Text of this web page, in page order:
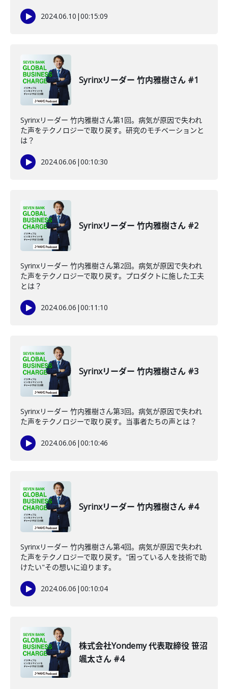
2024.06.10 |00:15:09
Syrinxリーダー 竹内雅樹さん #1
Syrinxリーダー 竹内雅樹さん第1回。病気が原因で失われ
た声をテクノロジーで取り戻す。研究のモチベーションと
は？
2024.06.06 |00:10:30
Syrinxリーダー 竹内雅樹さん #2
Syrinxリーダー 竹内雅樹さん第2回。病気が原因で失われ
た声をテクノロジーで取り戻す。プロダクトに施した工夫
とは？
2024.06.06 |00:11:10
Syrinxリーダー 竹内雅樹さん #3
Syrinxリーダー 竹内雅樹さん第3回。病気が原因で失われ
た声をテクノロジーで取り戻す。当事者たちの声とは？
2024.06.06 |00:10:46
Syrinxリーダー 竹内雅樹さん #4
Syrinxリーダー 竹内雅樹さん第4回。病気が原因で失われ
た声をテクノロジーで取り戻す。"困っている人を技術で助
けたい"その想いに迫ります。
2024.06.06 |00:10:04
株式会社Yondemy 代表取締役 笹沼
颯太さん #4